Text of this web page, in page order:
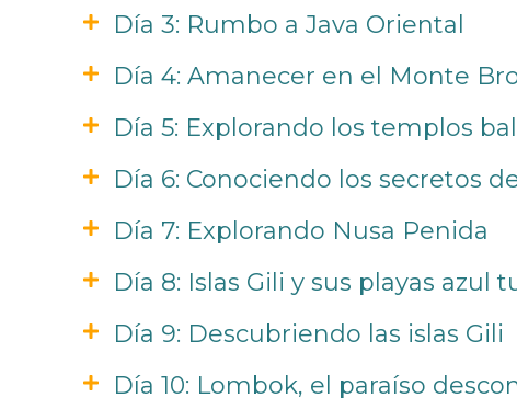
Día 3: Rumbo a Java Oriental
Día 4: Amanecer en el Monte
Día 5: Explorando los templos
Día 6: Conociendo los secretos
Día 7: Explorando Nusa Penida
Día 8: Islas Gili y sus playas azul
Día 9: Descubriendo las islas Gili
Día 10: Lombok, el paraíso